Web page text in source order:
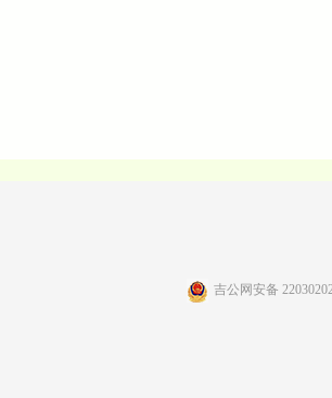
吉公网安备